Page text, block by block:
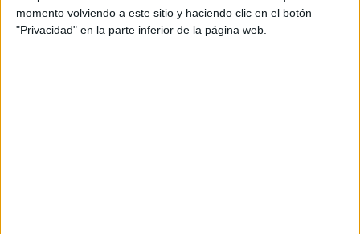
momento volviendo a este sitio y haciendo clic en el botón
"Privacidad" en la parte inferior de la página web.
calidad publicitaria. En su etapa más reciente
estuvo al frente de la apertura de mercado en